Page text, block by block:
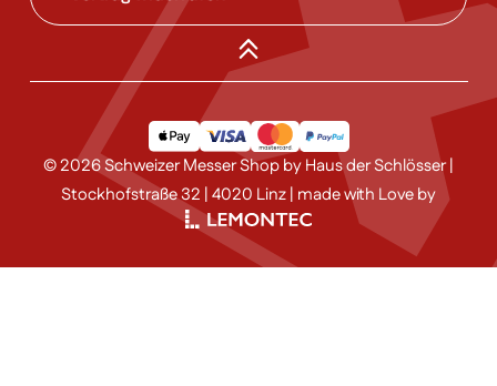
© 2026 Schweizer Messer Shop by Haus der Schlösser |
Stockhofstraße 32 | 4020 Linz | made with Love by